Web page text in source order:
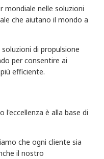
mondiale nelle soluzioni
che aiutano il mondo a
soluzioni di propulsione
per consentire ai
efficiente.
l'eccellenza è alla base di
che ogni cliente sia
il nostro